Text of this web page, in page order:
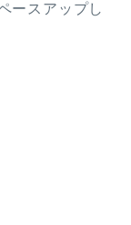
ースアップし